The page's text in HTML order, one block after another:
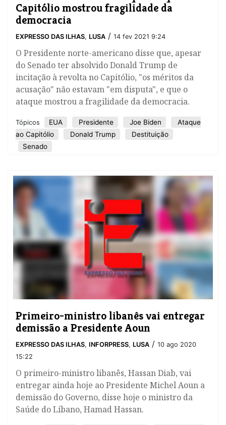
Capitólio mostrou fragilidade da
democracia
EXPRESSO DAS ILHAS, LUSA / 14 fev 2021 9:24
O Presidente norte-americano disse que, apesar
do Senado ter absolvido Donald Trump de
incitação à revolta no Capitólio, "os méritos da
acusação" não estavam "em disputa", e que o
ataque mostrou a fragilidade da democracia.
Tópicos EUA Presidente Joe Biden
Ataque
ao Capitólio
Donald Trump
Destituição
Senado
Primeiro-ministro libanês vai entregar
demissão a Presidente Aoun
EXPRESSO DAS ILHAS, INFORPRESS, LUSA / 10 ago 2020
15:22
O primeiro-ministro libanês, Hassan Diab, vai
entregar ainda hoje ao Presidente Michel Aoun a
demissão do Governo, disse hoje o ministro da
Saúde do Líbano, Hamad Hassan.